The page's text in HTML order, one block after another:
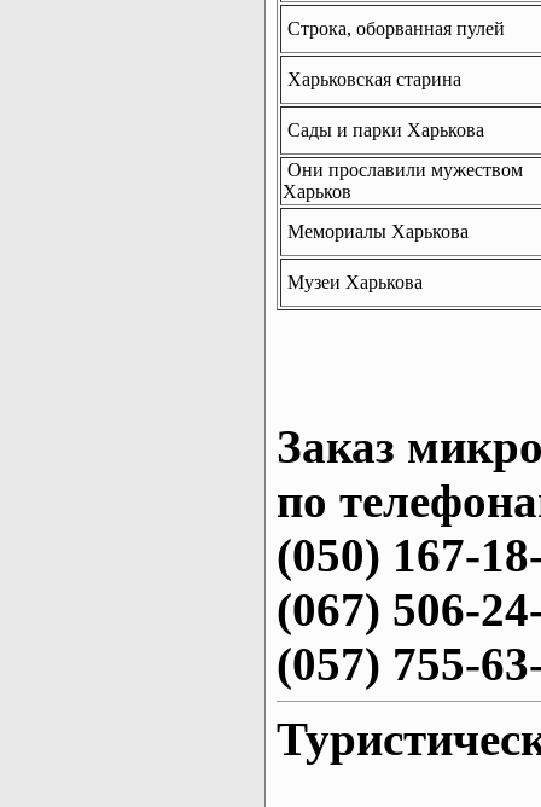
Строка, оборванная пулей
Харьковская старина
Сады и парки Харькова
Они прославили мужеством
Харьков
Мемориалы Харькова
Музеи Харькова
Заказ
по
(050) 167-
(067) 506-
(057) 755-